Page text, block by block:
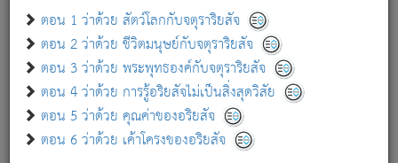
ตอน 1 ว่าด้วย สัตว์โลกกับจตุราริยสัจ
ตอน 2 ว่าด้วย ชีวิตมนุษย์กับจตุราริยสัจ
ตอน 3 ว่าด้วย พระพุทธองค์กับจตุราริยสัจ
ตอน 4 ว่าด้วย การรู้อริยสัจไม่เป็นสิ่งสุดวิสัย
ตอน 5 ว่าด้วย คุณค่าของอริยสัจ
ตอน 6 ว่าด้วย เค้าโครงของอริยสัจ
เขาเพลิดเพลินยิ่งนักในสิ่งใด สิ่งนั้นเป็นภัย (ที่เขาไม่รู้จัก)
เขากลัวต่อสิ่งใดสิ่งนั้นเป็นทุกข์
พรหมจรรย์นี้ อันบุคคลย่อมประพฤติ ก็เพื่อการละขาดซึ่ง
ภพ.
สมณะหรือพราหมณ์เหล่าใด กล่าวความหลุดพ้นจากภพว่า
มีได้เพราะภพ เรากล่าวว่า สมณะหรือพราหมณ์ทั้งปวงนั้น
มิใช่ผู้หลดพ้นจากภพ.